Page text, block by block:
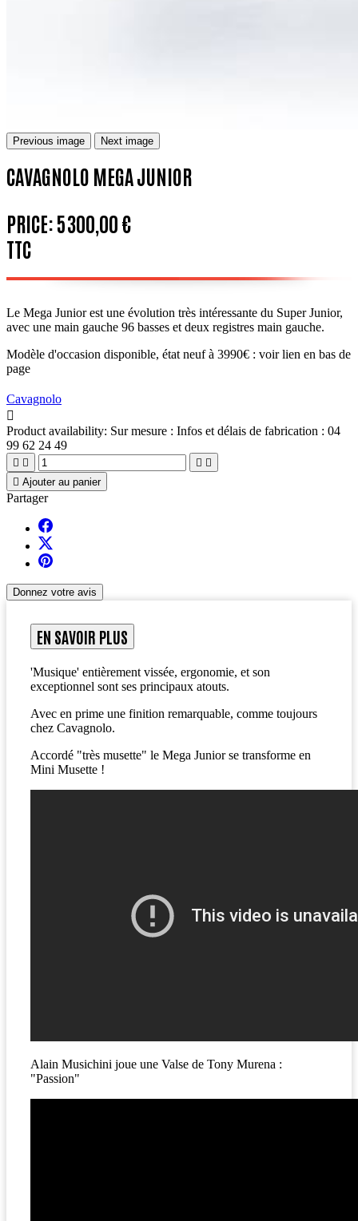
Previous image Next image
CAVAGNOLO MEGA JUNIOR
PRICE:5 300,00 €
TTC
Le Mega Junior est une évolution très intéressante du Super Junior,
avec une main gauche 96 basses et deux registres main gauche.
Modèle d'occasion disponible, état neuf à 3990€ : voir lien en bas de
page
Cavagnolo

Product availability: Sur mesure : Infos et délais de fabrication : 04
99 62 24 49
   
 Ajouter au panier
Partager
Donnez votre avis
EN SAVOIR PLUS
'Musique' entièrement vissée, ergonomie, et son
exceptionnel sont ses principaux atouts.
Avec en prime une finition remarquable, comme toujours
chez Cavagnolo.
Accordé "très musette" le Mega Junior se transforme en
Mini Musette !
Alain Musichini joue une Valse de Tony Murena :
"Passion"